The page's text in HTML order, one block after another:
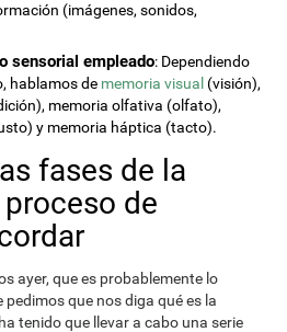
(imágenes, sonidos,
sensorial empleado: Dependiendo
hablamos de memoria visual (visión),
memoria olfativa (olfato),
y memoria háptica (tacto).
fases de la
de
ayer, que es probablemente lo
que nos diga qué es la
tenido que llevar a cabo una serie